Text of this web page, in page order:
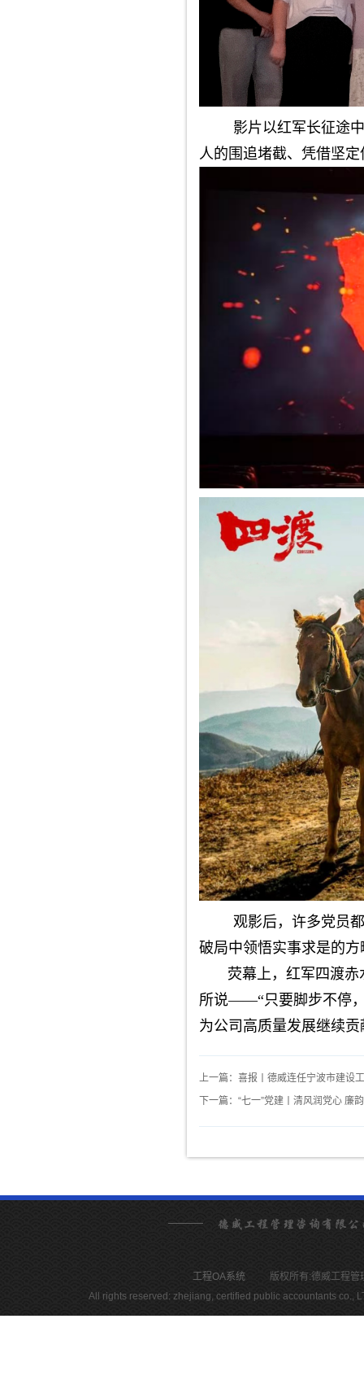
影片以红军长征途
人的围追堵截、凭借坚
观影后，许多党员
破局中领悟实事求是的
荧幕上，红军四渡赤
所说——“只要脚步不停
为公司高质量发展继续
上一篇：喜报丨德威连任宁波市建设
下一篇：“七一”党建丨清风润党心 廉
工程OA系统 版权所有:德威工程管理
All rights reserved: zhejiang, certified public accountants co.,